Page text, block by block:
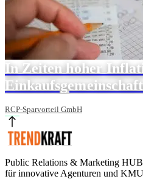
In Zeiten hoher
RCP-Sparvorteil GmbH
Public Relations & Marketing HUB
für innovative Agenturen und KMU